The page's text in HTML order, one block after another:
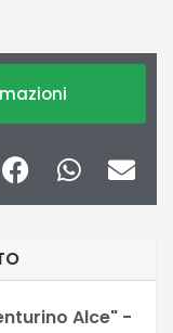
Alce" -